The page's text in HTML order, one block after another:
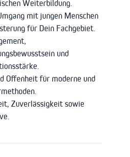
Weiterbildung.
mit jungen Menschen
für Dein Fachgebiet.
und
Offenheit für moderne und
Zuverlässigkeit sowie